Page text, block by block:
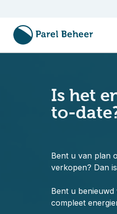
Is het
to-
Bent u van plan
verkopen? Dan
Bent u
compleet